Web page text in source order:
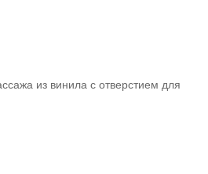
из винила с отверстием для